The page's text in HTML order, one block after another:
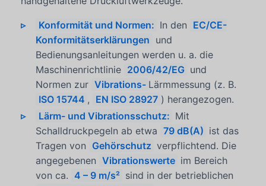
Konformität und Normen: In den EC/CE-
Konformitätserklärungen und
Bedienungsanleitungen werden u. a. die
Maschinenrichtlinie 2006/42/EG und
Normen zur Vibrations- Lärmmessung (z. B.
ISO 15744 , EN ISO 28927 ) herangezogen.
Lärm- und Vibrationsschutz: Mit
Schalldruckpegeln ab etwa 79 dB(A) ist das
Tragen von Gehörschutz verpflichtend. Die
angegebenen Vibrationswerte im Bereich
von ca. 4 – 9 m/s² sind in der betrieblichen